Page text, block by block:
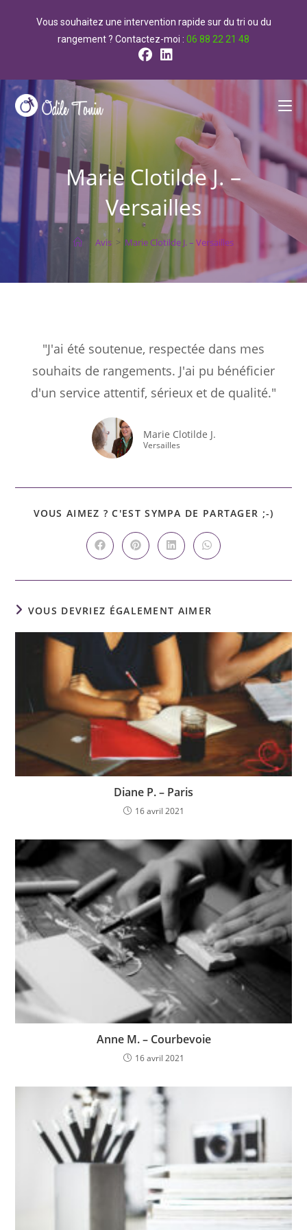
principalVous souhaitez une intervention rapide sur du tri ou du
rangement ? Contactez-moi : 06 88 22 21 48
Marie Clotilde J. –
Versailles
> Avis > Marie Clotilde J. – Versailles
"J'ai été soutenue, respectée dans mes
souhaits de rangements. J'ai pu bénéficier
d'un service attentif, sérieux et de qualité."
Marie Clotilde J.
Versailles
VOUS AIMEZ ? C'EST SYMPA DE PARTAGER ;-)
VOUS DEVRIEZ ÉGALEMENT AIMER
Diane P. – Paris
16 avril 2021
Anne M. – Courbevoie
16 avril 2021